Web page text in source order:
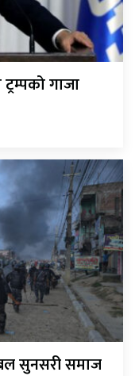
ट्रम्पको गाजा
सुनसरी समाज